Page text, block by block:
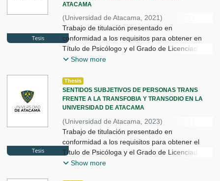
Tesis
ATACAMA
(Universidad de Atacama, 2021)
Araya León, Marcela Alejandra;
Ramírez Díaz, Álvaro Nicolás;
Tapia Morales, Francisca Fernanda;
Cuadra Martínez, David
Trabajo de titulación presentado en
conformidad a los requisitos para obtener en
Título de Psicólogo y el Grado de Licenciado en
Psicología.
Show more
Tesis
Thesis
SENTIDOS SUBJETIVOS DE PERSONAS TRANS
FRENTE A LA TRANSFOBIA Y TRANSODIO EN LA
UNIVERSIDAD DE ATACAMA
(Universidad de Atacama 2023)
Orrian Marín, Vania Daniela;
Tapia Villalobos, Natalie Patricia;
Pavez Pedraza, Nayen;
Universidad de Atacama
Trabajo de titulación presentado en
conformidad a los requisitos para obtener el
Título de Psicóloga y el Grado de Licenciada en
Psicología.
Show more